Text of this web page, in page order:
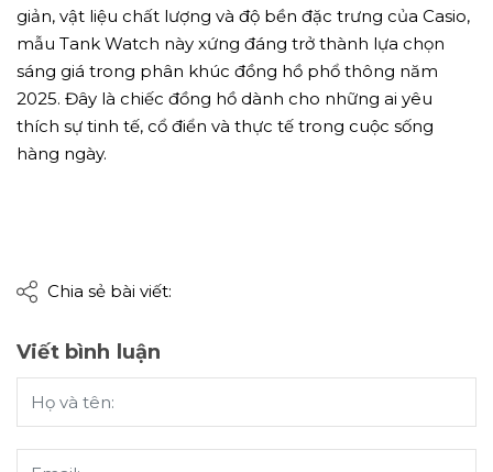
giản, vật liệu chất lượng và độ bền đặc trưng của Casio,
mẫu Tank Watch này xứng đáng trở thành lựa chọn
sáng giá trong phân khúc đồng hồ phổ thông năm
2025. Đây là chiếc đồng hồ dành cho những ai yêu
thích sự tinh tế, cổ điển và thực tế trong cuộc sống
hàng ngày.
Chia sẻ bài viết:
Viết bình luận